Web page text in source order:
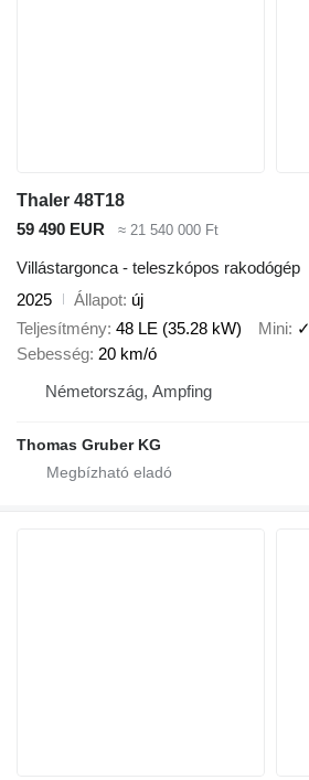
Thaler 48T18
59 490 EUR
≈ 21 540 000 Ft
Villástargonca - teleszkópos rakodógép
2025
Állapot új
Teljesítmény 48 LE (35.28 kW) Mini ✓
Sebesség 20 km/ó
Németország, Ampfing
Thomas Gruber KG